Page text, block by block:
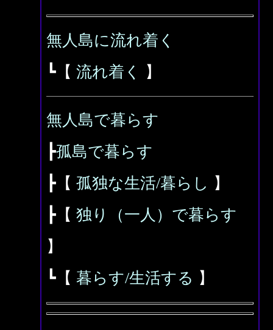
無人島に流れ着く
┗【 流れ着く 】
無人島で暮らす
┣孤島で暮らす
┣【 孤独な生活/暮らし 】
┣【 独り（一人）で暮らす
】
┗【 暮らす/生活する 】